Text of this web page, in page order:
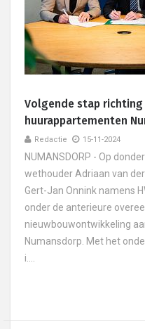
Volgende stap
huurappartementen
Redactie 15-11-2024
NUMANSDORP - Op
wethouder Adriaan van
Gert-Jan Onnink namens
onder de anterieure
nieuwbouwontwikkeling
Numansdorp. Met het
i....